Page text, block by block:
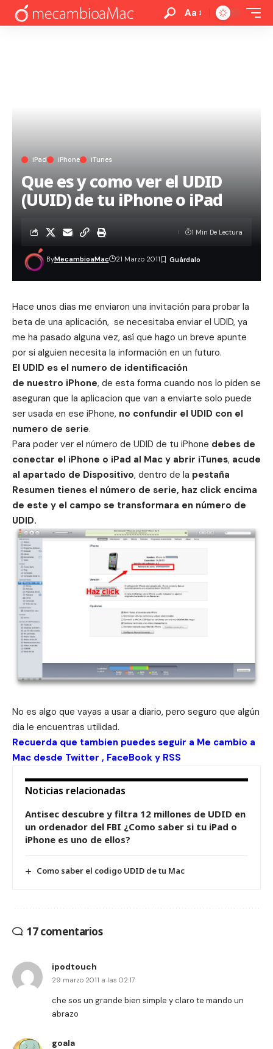
Aa
iPad iPhone iTunes
Que es y como ver el UDID
(UUID) de tu iPhone o iPad
ByMecambioaMac 21 Marzo 2011
1 Min De Lectura
Hace unos dias me enviaron una invitación para probar la
beta de una aplicación, se necesitaba enviar el UDID, ya
me ha pasado alguna vez, así que hago un breve apunte
por si alguien necesita la información en un futuro.
El UDID es el numero de identificación
de nuestro iPhone, de esta forma cuando nos lo piden se
aseguran que la aplicacion que van a enviarte solo puede
ser usada en ese iPhone, no confundir el UDID con el
numero de serie.
Para poder ver el número de UDID de tu iPhone debes de
conectar el iPhone o iPad al Mac y abrir iTunes, acude
al apartado de Dispositivo, dentro de la pestaña
Resumen tienes el número de serie, haz click encima
de este y el campo se transformara en número de
UDID.
No es algo que vayas a usar a diario, pero seguro que algún
dia le encuentras utilidad.
Recuerda que tambien puedes seguir a Me cambio a
Mac desde Twitter , FaceBook y RSS
Noticias relacionadas
Antisec descubre y filtra 12 millones de UDID en
un ordenador del FBI ¿Como saber si tu iPad o
iPhone es uno de ellos?
Como saber el codigo UDID de tu Mac
17 comentarios
ipodtouch
29 marzo 2011 a las 02:17
che sos un grande bien simple y claro te mando un
abrazo
goala